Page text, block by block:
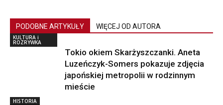
PODOBNE ARTYKUŁY WIĘCEJ OD AUTORA
KULTURA i
ROZRYWKA
Tokio okiem Skarżyszczanki. Aneta
Luzeńczyk-Somers pokazuje zdjęcia
japońskiej metropolii w rodzinnym
mieście
HISTORIA